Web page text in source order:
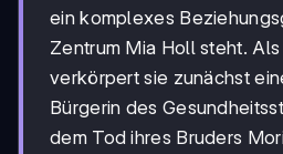
ein komplexes
Zentrum Mia Holl steht.
verkörpert sie zunächst
Bürgerin des
dem Tod ihres Bruders